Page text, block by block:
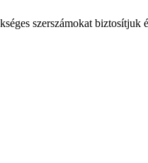
szerszámokat